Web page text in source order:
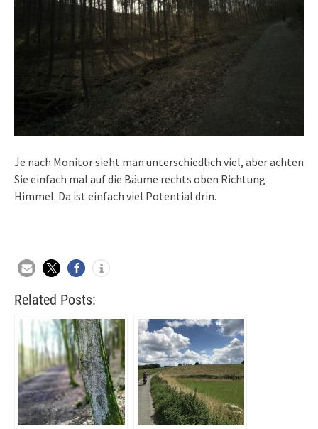
Je nach Monitor sieht man unterschiedlich viel, aber achten
Sie einfach mal auf die Bäume rechts oben Richtung
Himmel. Da ist einfach viel Potential drin.
Related Posts: